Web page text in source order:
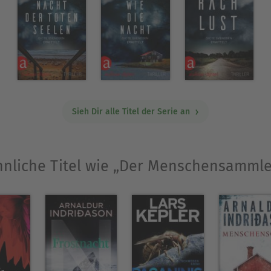
Sieh Dir alle Titel der Serie an
Titel wie „Der